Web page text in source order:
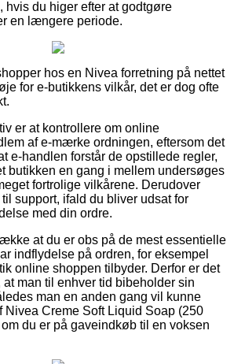
hvis du higer efter at godtgøre
en længere periode.
hos en Nivea forretning på nettet
for e-butikkens vilkår, det er dog ofte
er at kontrollere om online
af e-mærke ordningen, eftersom det
e-handlen forstår de opstillede regler,
butikken en gang i mellem undersøges
fortrolige vilkårene. Derudover
support, ifald du bliver udsat for
med din ordre.
at du er obs på de mest essentielle
indflydelse på ordren, for eksempel
online shoppen tilbyder. Derfor er det
man til enhver tid bibeholder sin
man en anden gang vil kunne
Nivea Creme Soft Liquid Soap (250
du er på gaveindkøb til en voksen